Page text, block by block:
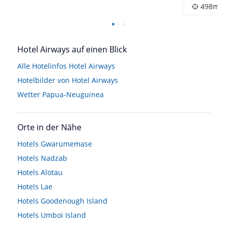
498m
Hotel Airways auf einen Blick
Alle Hotelinfos Hotel Airways
Hotelbilder von Hotel Airways
Wetter Papua-Neuguinea
Orte in der Nähe
Hotels Gwarumemase
Hotels Nadzab
Hotels Alotau
Hotels Lae
Hotels Goodenough Island
Hotels Umboi Island